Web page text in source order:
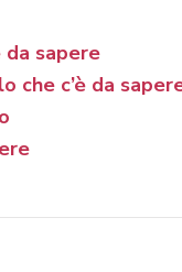
da sapere
che c’è da